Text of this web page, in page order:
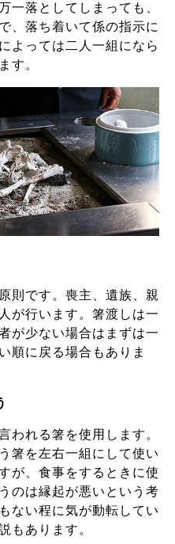
一落としてしまっても、
、落ち着いて係の指示に
よっては二人一組になら
す。
則です。喪主、遺族、親
が行います。箸渡しは一
が少ない場合はまずは一
順に戻る場合もありま
われる箸を使用します。
箸を左右一組にして使い
が、食事をするときに使
のは縁起が悪いという考
ない程に気が動転してい
もあります。